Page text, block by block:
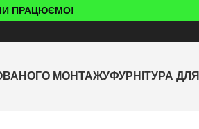
ПРАЦЮЄМО!
МОНТАЖУФУРНІТУРА